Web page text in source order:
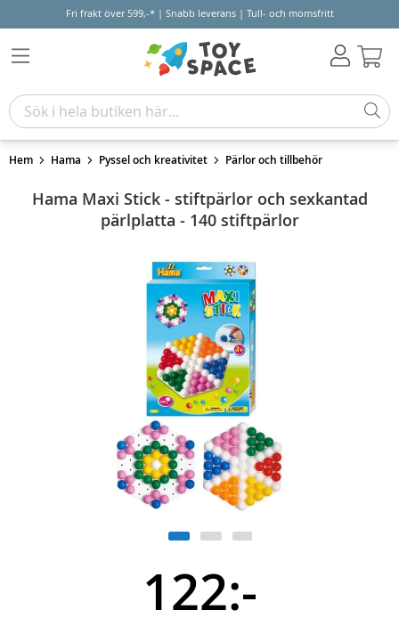
Fri frakt över 599,-* | Snabb leverans | Tull- och momsfritt
Hem Hama Pyssel och kreativitet Pärlor och tillbehör
Hama Maxi Stick - stiftpärlor och sexkantad
pärlplatta - 140 stiftpärlor
122:-